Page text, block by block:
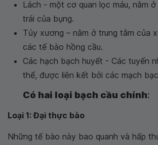
Lách - một cơ quan lọc máu, nằm
trái của bụng.
Tủy xương – nằm ở trung tâm của
các tế bào hồng cầu.
Các hạch bạch huyết - Các tuyến
thể, được liên kết bởi các mạch
Có hai loại bạch cầu chính:
Loại 1: Đại thực bào
Những tế bào này bao quanh và hấp